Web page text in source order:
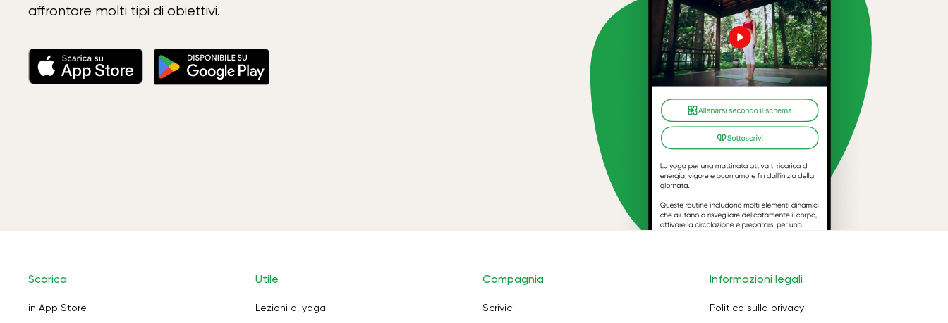
affrontare molti tipi di obiettivi.
Scarica
in App Store
Utile
Lezioni di yoga
Compagnia
Scrivici
Informazioni legali
Politica sulla privacy